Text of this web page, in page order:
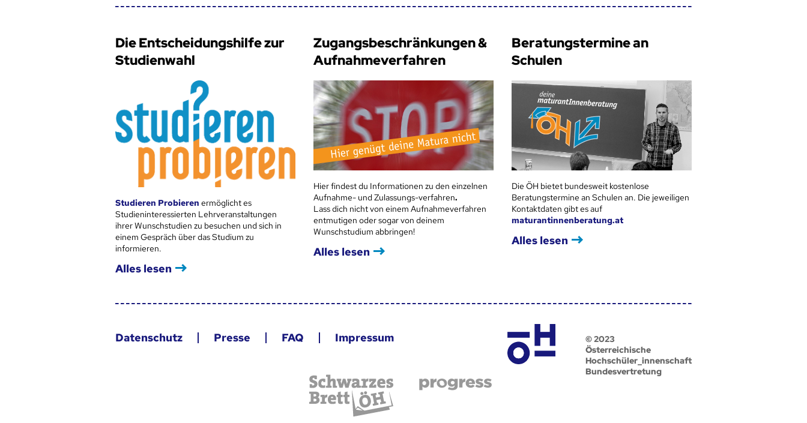
Die Entscheidungshilfe zur
Studienwahl
Studieren Probieren ermöglicht es
Studieninteressierten Lehrveranstaltungen
ihrer Wunschstudien zu besuchen und sich in
einem Gespräch über das Studium zu
informieren.
Alles lesen
Zugangsbeschränkungen &
Aufnahmeverfahren
Hier findest du Informationen zu den einzelnen
Aufnahme- und Zulassungs-verfahren.
Lass dich nicht von einem Aufnahmeverfahren
entmutigen oder sogar von deinem
Wunschstudium abbringen!
Alles lesen
Beratungstermine an
Schulen
Die ÖH bietet bundesweit kostenlose
Beratungstermine an Schulen an. Die jeweiligen
Kontaktdaten gibt es auf
maturantinnenberatung.at
Alles lesen
Datenschutz Presse FAQ Impressum
© 2023
Österreichische
Hochschüler_innenschaft
Bundesvertretung